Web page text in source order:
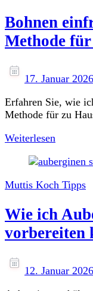
Bohnen
Methode
17. Januar 2026
Erfahren Sie, wie
Methode für zu
Weiterlesen
Muttis Koch Tipps
Wie ich
vorbereiten
12. Januar 2026